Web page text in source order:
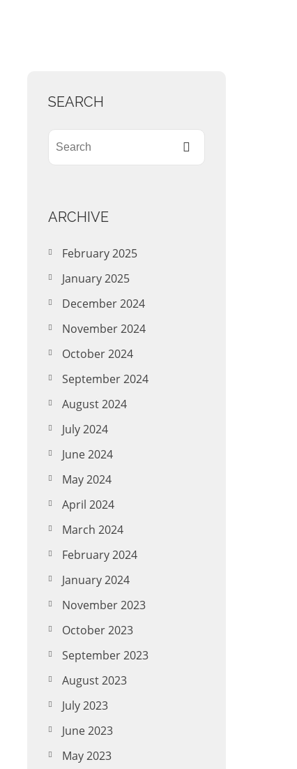
SEARCH
ARCHIVE
February 2025
January 2025
December 2024
November 2024
October 2024
September 2024
August 2024
July 2024
June 2024
May 2024
April 2024
March 2024
February 2024
January 2024
November 2023
October 2023
September 2023
August 2023
July 2023
June 2023
May 2023